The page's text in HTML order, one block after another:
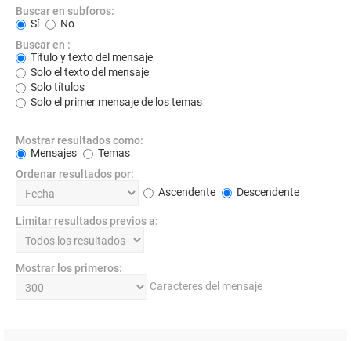
Buscar en subforos:
Sí
No
Buscar en :
Título y texto del mensaje
Solo el texto del mensaje
Solo títulos
Solo el primer mensaje de los temas
Mostrar resultados como:
Mensajes
Temas
Ordenar resultados por:
Ascendente
Descendente
Limitar resultados previos a:
Mostrar los primeros:
Caracteres del mensaje